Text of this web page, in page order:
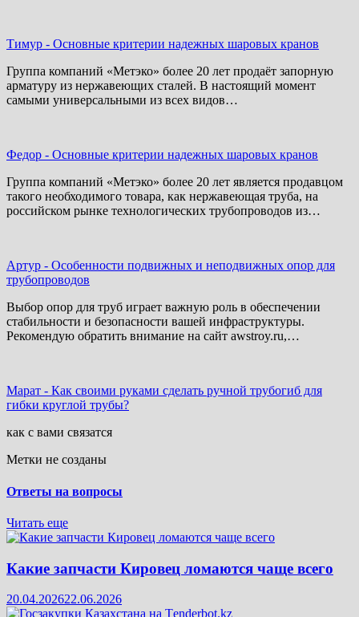
Тимур - Основные критерии надежных шаровых кранов
Группа компаний «Метэко» более 20 лет продаёт запорную
арматуру из нержавеющих сталей. В настоящий момент
самыми универсальными из всех видов…
Федор - Основные критерии надежных шаровых кранов
Группа компаний «Метэко» более 20 лет является продавцом
такого необходимого товара, как нержавеющая труба, на
российском рынке технологических трубопроводов из…
Артур - Особенности подвижных и неподвижных опор для
трубопроводов
Выбор опор для труб играет важную роль в обеспечении
стабильности и безопасности вашей инфраструктуры.
Рекомендую обратить внимание на сайт awstroy.ru,…
Марат - Как своими руками сделать ручной трубогиб для
гибки круглой трубы?
как с вами связатся
Метки не созданы
Ответы на вопросы
Читать еще
Какие запчасти Кировец ломаются чаще всего
20.04.202622.06.2026